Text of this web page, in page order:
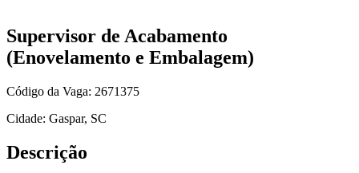
Supervisor de Acabamento
(Enovelamento e Embalagem)
Código da Vaga: 2671375
Cidade: Gaspar, SC
Descrição